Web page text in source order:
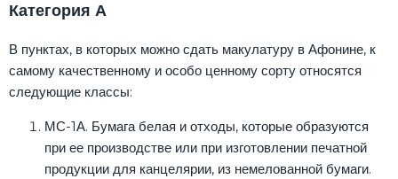
Категория А
В пунктах, в которых можно сдать макулатуру в Афонине, к
самому качественному и особо ценному сорту относятся
следующие классы:
МС-1А. Бумага белая и отходы, которые образуются
при ее производстве или при изготовлении печатной
продукции для канцелярии, из немелованной бумаги.